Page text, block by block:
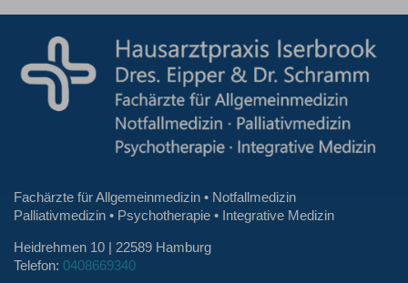
Fachärzte für Allgemeinmedizin • Notfallmedizin
Palliativmedizin • Psychotherapie • Integrative Medizin
Heidrehmen 10 | 22589 Hamburg
Telefon: 0408669340